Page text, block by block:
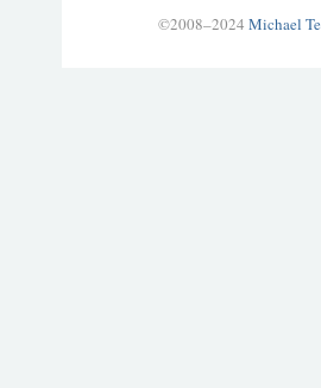
©2008–2024 Michael